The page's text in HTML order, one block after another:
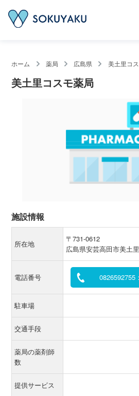
ホーム 薬局 広島県 美土里コ
美土里コスモ薬局
施設情報
所在地
〒731-0612
広島県安芸高田市美土
電話番号 0826592755
駐車場
交通手段
薬局の薬剤師
数
提供サービス